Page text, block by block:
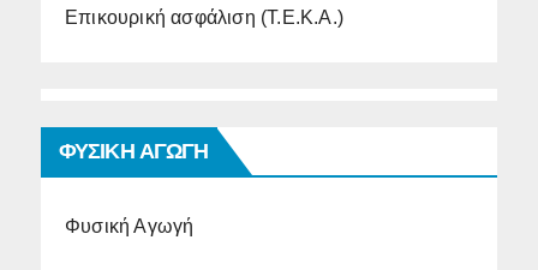
Επικουρική ασφάλιση (Τ.Ε.Κ.Α.)
ΦΥΣΙΚΗ ΑΓΩΓΗ
Φυσική Αγωγή